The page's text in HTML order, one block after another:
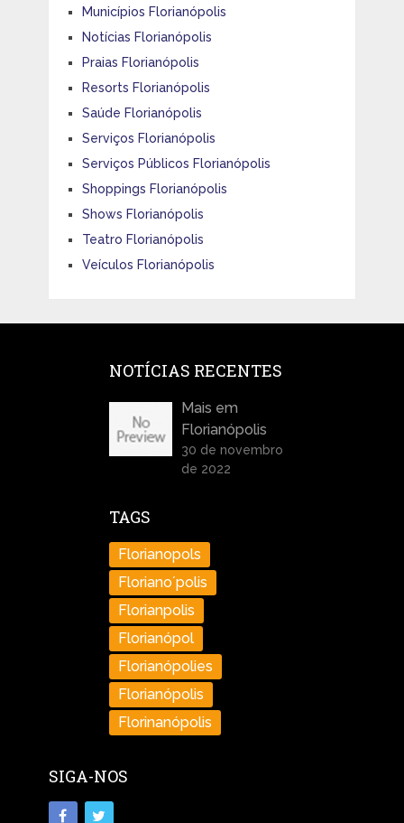
Municípios Florianópolis
Notícias Florianópolis
Praias Florianópolis
Resorts Florianópolis
Saúde Florianópolis
Serviços Florianópolis
Serviços Públicos Florianópolis
Shoppings Florianópolis
Shows Florianópolis
Teatro Florianópolis
Veículos Florianópolis
NOTÍCIAS RECENTES
Mais em
Florianópolis
30 de novembro
de 2022
TAGS
Florianopols
Floriano´polis
Florianpolis
Florianópol
Florianópolies
Florianópolis
Florinanópolis
SIGA-NOS